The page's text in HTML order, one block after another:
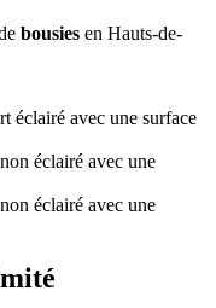
bousies en Hauts-de-
éclairé avec une surface
éclairé avec une
éclairé avec une